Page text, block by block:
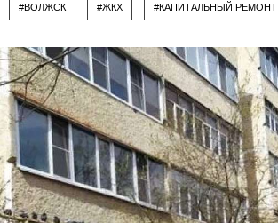
#ВОЛЖСК #ЖКХ #КАПИТАЛЬНЫЙ РЕМОНТ